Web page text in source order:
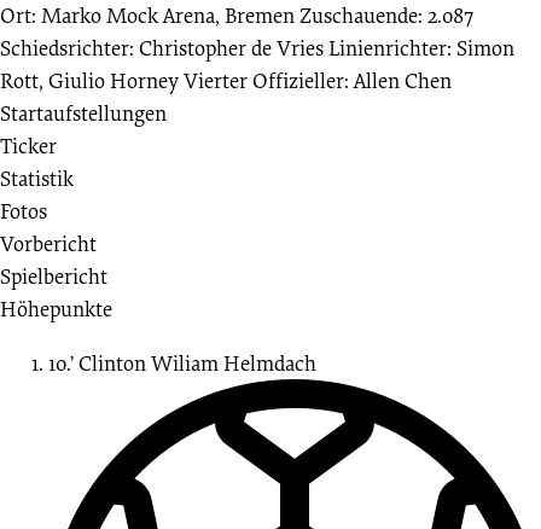
Bremer
SV
1:0
Finale
24.05.2025
2024/2025
(LOTTO-
Ort: Marko Mock Arena, BremenZuschauende: 2.087
Schiedsrichter: Christopher de VriesLinienrichter: Simon
Rott, Giulio HorneyVierter Offizieller: Allen Chen
Startaufstellungen
Ticker
Statistik
Fotos
Vorbericht
Spielbericht
Höhepunkte
10.’Clinton Wiliam Helmdach